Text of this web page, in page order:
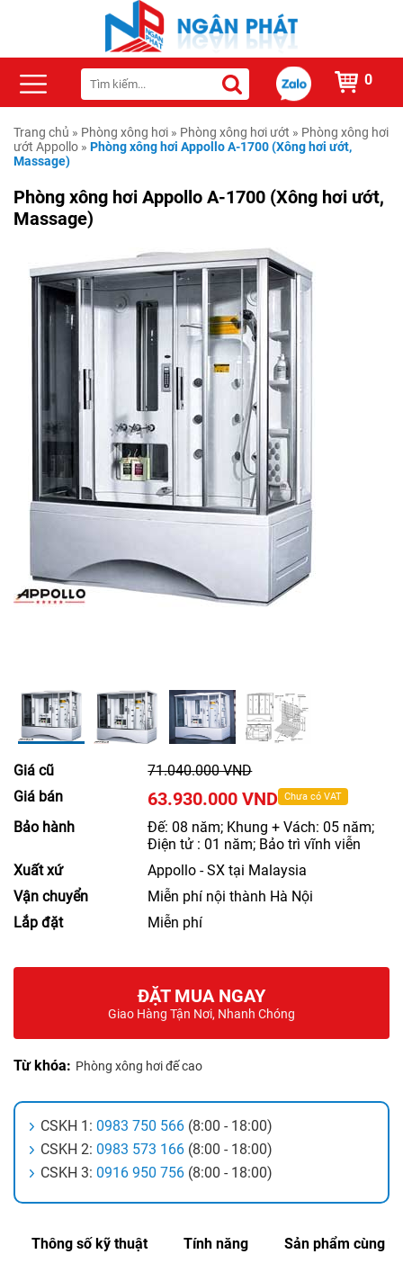
0
Trang chủ » Phòng xông hơi » Phòng xông hơi ướt » Phòng xông hơi
ướt Appollo » Phòng xông hơi Appollo A-1700 (Xông hơi ướt,
Massage)
Phòng xông hơi Appollo A-1700 (Xông hơi ướt,
Massage)
Giá cũ
71.040.000 VND
Giá bán
63.930.000 VND Chưa có VAT
Bảo hành
Đế: 08 năm; Khung + Vách: 05 năm;
Điện tử : 01 năm; Bảo trì vĩnh viễn
Xuất xứ
Appollo - SX tại Malaysia
Vận chuyển
Miễn phí nội thành Hà Nội
Lắp đặt
Miễn phí
ĐẶT MUA NGAY
Giao Hàng Tận Nơi, Nhanh Chóng
Từ khóa: Phòng xông hơi đế cao
CSKH 1: 0983 750 566 (8:00 - 18:00)
CSKH 2: 0983 573 166 (8:00 - 18:00)
CSKH 3: 0916 950 756 (8:00 - 18:00)
Thông số kỹ thuật Tính năng Sản phẩm cùng